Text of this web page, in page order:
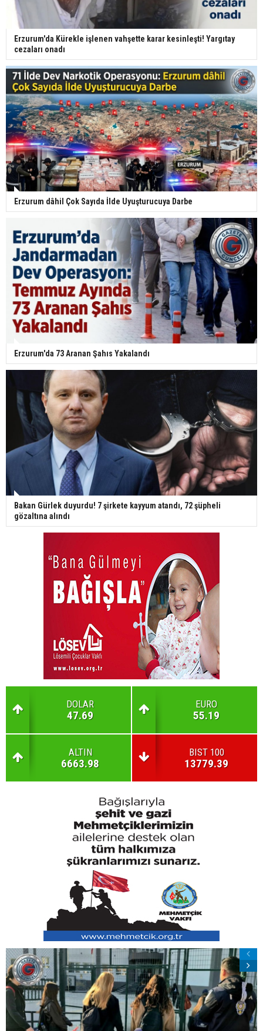
Erzurum'da Kürekle işlenen vahşette karar kesinleşti! Yargıtay
cezaları onadı
Erzurum dâhil Çok Sayıda İlde Uyuşturucuya Darbe
Erzurum'da 73 Aranan Şahıs Yakalandı
Bakan Gürlek duyurdu! 7 şirkete kayyum atandı, 72 şüpheli
gözaltına alındı
DOLAR
47.69
EURO
55.19
ALTIN
6663.98
BIST 100
13779.39